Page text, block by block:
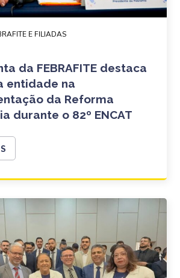
E FILIADAS
da FEBRAFITE destaca
entidade na
da Reforma
durante o 82º ENCAT